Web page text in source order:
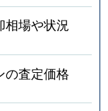
相場や状況
の査定価格